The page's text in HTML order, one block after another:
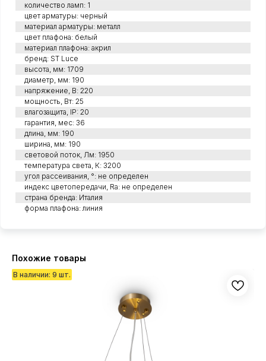
количество ламп: 1
цвет арматуры: черный
материал арматуры: металл
цвет плафона: белый
материал плафона: акрил
бренд: ST Luce
высота, мм: 1709
диаметр, мм: 190
напряжение, В: 220
мощность, Вт: 25
влагозащита, IP: 20
гарантия, мес: 36
длина, мм: 190
ширина, мм: 190
световой поток, Лм: 1950
температура света, К: 3200
угол рассеивания, °: не определен
индекс цветопередачи, Ra: не определен
страна бренда: Италия
форма плафона: линия
Похожие товары